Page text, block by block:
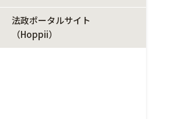
法政ポータルサイト
（Hoppii）